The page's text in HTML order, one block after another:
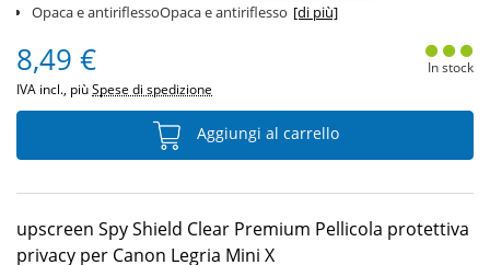
Opaca e antiriflessoOpaca e antiriflesso [di più]
8,49 €
IVA incl., piùSpese di spedizione
In stock
Aggiungi al carrello
upscreen Spy Shield Clear Premium Pellicola protettiva
privacy per Canon Legria Mini X